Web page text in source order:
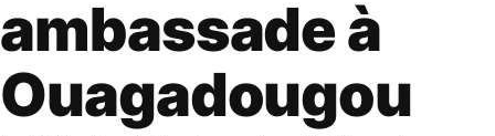
ambassade à
Ouagadougou